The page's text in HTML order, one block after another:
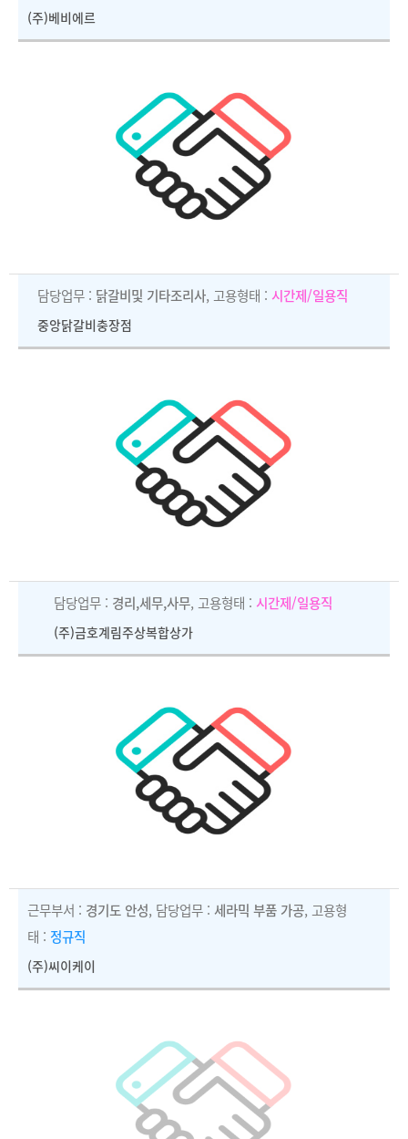
(주)베비에르
담당업무 : 닭갈비및 기타조리사, 고용형태 : 시간제/일용직
중앙닭갈비충장점
담당업무 : 경리,세무,사무, 고용형태 : 시간제/일용직
(주)금호계림주상복합상가
근무부서 : 경기도 안성, 담당업무 : 세라믹 부품 가공, 고용형
태 : 정규직
(주)씨이케이